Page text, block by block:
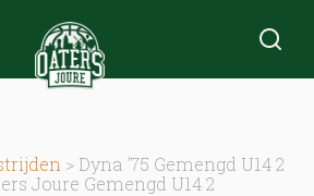
> Dyna ’75 Gemengd U14 2
Joure Gemengd U14 2